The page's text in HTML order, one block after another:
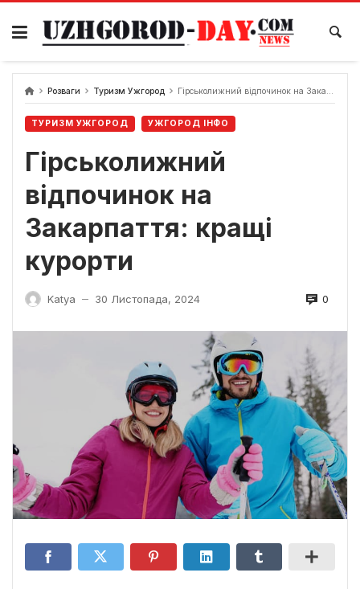
Skip
content
Розваги Туризм Ужгород Гірськолижний відпочинок на Закарпаття: кращі курорти
ТУРИЗМ УЖГОРОД УЖГОРОД ІНФО
Гірськолижний
відпочинок на
Закарпаття: кращі
курорти
Katya — 30 Листопада, 2024 0